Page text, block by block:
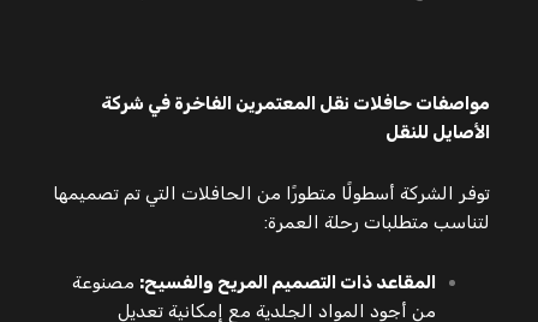
مواصفات حافلات نقل المعتمرين الفاخرة في شركة
الأصايل للنقل
توفر الشركة أسطولًا متطورًا من الحافلات التي تم تصميمها
لتناسب متطلبات رحلة العمرة:
المقاعد ذات التصميم المريح والفسيح: مصنوعة
من أجود المواد الجلدية مع إمكانية تعديل